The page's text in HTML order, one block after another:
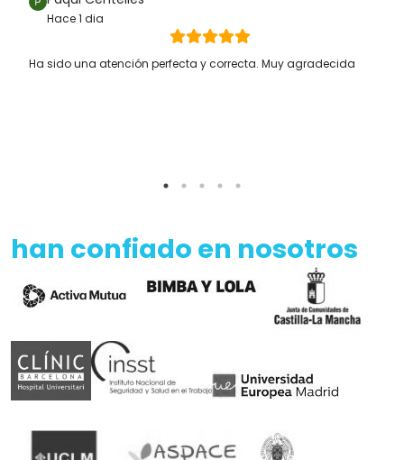
Hace 1 dia
Ha sido una atención perfecta y correcta. Muy agradecida
han confiado en nosotros